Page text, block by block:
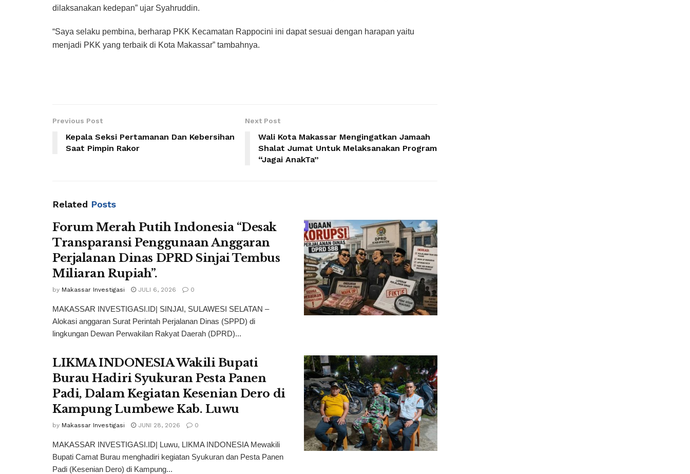
dilaksanakan kedepan” ujar Syahruddin.
“Saya selaku pembina, berharap PKK Kecamatan Rappocini ini dapat sesuai dengan harapan yaitu
menjadi PKK yang terbaik di Kota Makassar” tambahnya.
Previous Post
Kepala Seksi Pertamanan Dan Kebersihan
Saat Pimpin Rakor
Next Post
Wali Kota Makassar Mengingatkan Jamaah
Shalat Jumat Untuk Melaksanakan Program
“Jagai AnakTa”
Related Posts
Forum Merah Putih Indonesia “Desak
Transparansi Penggunaan Anggaran
Perjalanan Dinas DPRD Sinjai Tembus
Miliaran Rupiah”.
by Makassar Investigasi JULI 6, 2026 0
MAKASSAR INVESTIGASI.ID| SINJAI, SULAWESI SELATAN –
Alokasi anggaran Surat Perintah Perjalanan Dinas (SPPD) di
lingkungan Dewan Perwakilan Rakyat Daerah (DPRD)...
LIKMA INDONESIA Wakili Bupati
Burau Hadiri Syukuran Pesta Panen
Padi, Dalam Kegiatan Kesenian Dero di
Kampung Lumbewe Kab. Luwu
by Makassar Investigasi JUNI 28, 2026 0
MAKASSAR INVESTIGASI.ID| Luwu, LIKMA INDONESIA Mewakili
Bupati Camat Burau menghadiri kegiatan Syukuran dan Pesta Panen
Padi (Kesenian Dero) di Kampung...